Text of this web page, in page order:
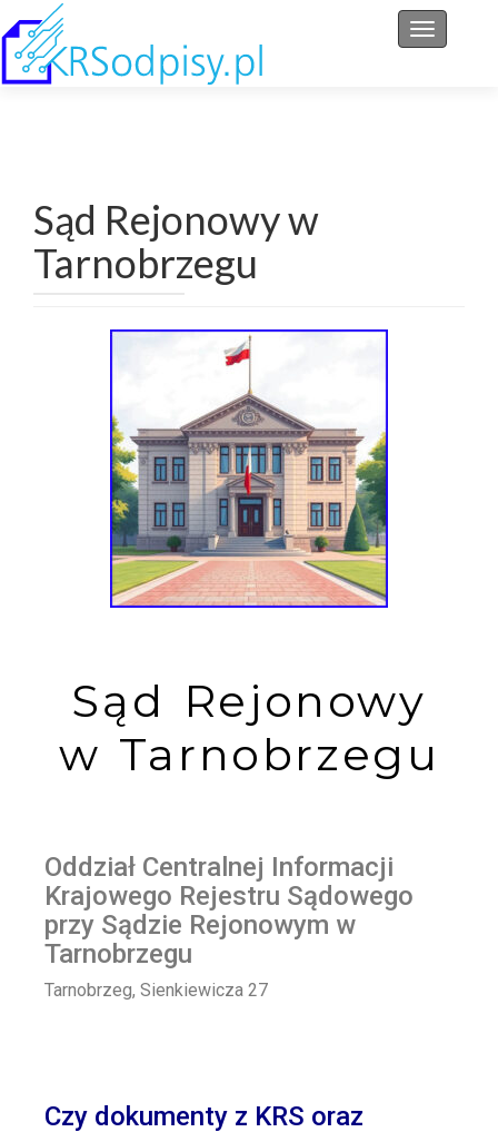
Przełącz
Sąd Rejonowy w
Tarnobrzegu
Sąd Rejonowy
w Tarnobrzegu
Oddział Centralnej Informacji
Krajowego Rejestru Sądowego
przy Sądzie Rejonowym w
Tarnobrzegu
Tarnobrzeg, Sienkiewicza 27
Czy dokumenty z KRS oraz